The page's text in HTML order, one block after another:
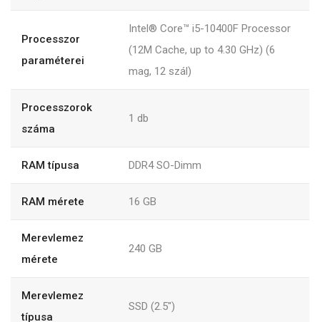
Processzor
paraméterei
Intel® Core™ i5-10400F Processor
(12M Cache, up to 4.30 GHz) (6
mag, 12 szál)
Processzorok
száma
1 db
RAM típusa DDR4 SO-Dimm
RAM mérete 16 GB
Merevlemez
mérete
240 GB
Merevlemez
típusa
SSD (2.5")